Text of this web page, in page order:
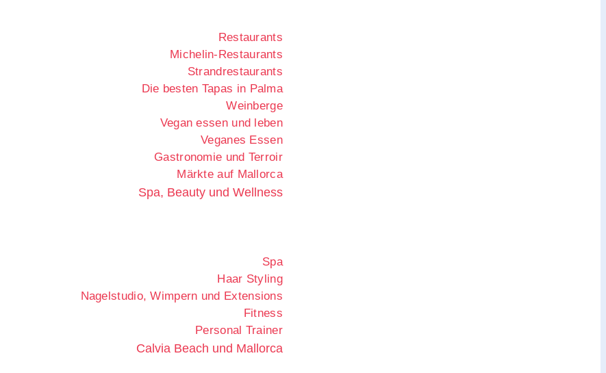
Restaurants
Michelin-Restaurants
Strandrestaurants
Die besten Tapas in Palma
Weinberge
Vegan essen und leben
Veganes Essen
Gastronomie und Terroir
Märkte auf Mallorca
Spa, Beauty und Wellness
Spa
Haar Styling
Nagelstudio, Wimpern und Extensions
Fitness
Personal Trainer
Calvia Beach und Mallorca